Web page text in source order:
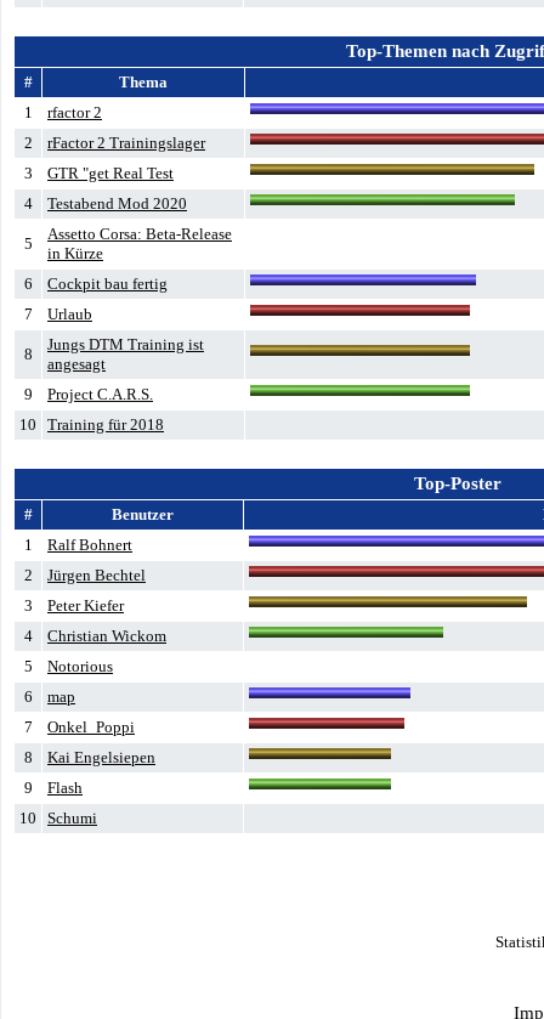
Top-Themen nach
#
Thema
1
rfactor 2
2
rFactor 2 Trainingslager
3
GTR "get Real Test
4
Testabend Mod 2020
5
Assetto Corsa: Beta-Release
in Kürze
6
Cockpit bau fertig
7
Urlaub
8
Jungs DTM Training ist
angesagt
9
Project C.A.R.S.
10
Training für 2018
Top-Poster
# Benutzer
1
Ralf Bohnert
2
Jürgen Bechtel
3
Peter Kiefer
4
Christian Wickom
5
Notorious
6
map
7
Onkel_Poppi
8
Kai Engelsiepen
9
Flash
10
Schumi